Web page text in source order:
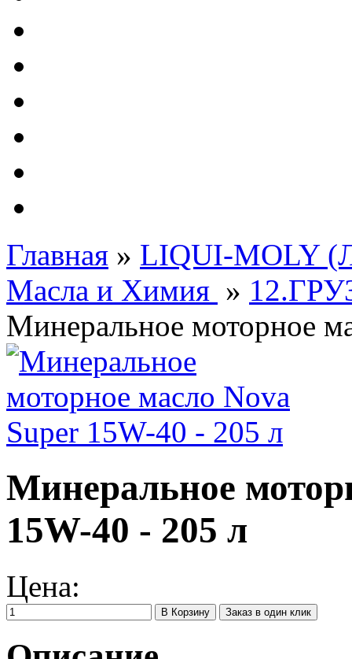
Главная » LIQUI-MOLY
Масла и Химия »
Минеральное моторное
Минеральное
15W-40 - 205 л
Цена:
Заказ в один клик